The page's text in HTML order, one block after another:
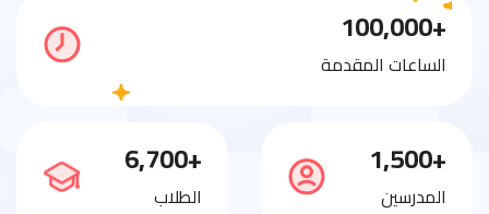
+100,000
الساعات المقدمة
+1,500
المدرسين
+6,700
الطلاب